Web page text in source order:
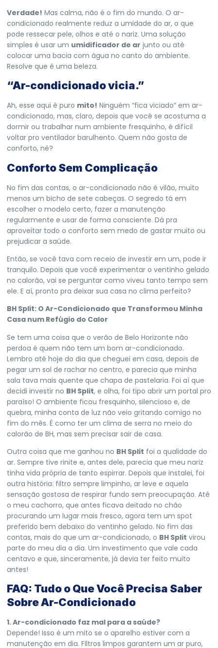
Verdade! Mas calma, não é o fim do mundo. O ar-
condicionado realmente reduz a umidade do ar, o que
pode ressecar pele, olhos e até o nariz. Uma solução
simples é usar um umidificador de ar junto ou até
colocar uma bacia com água no canto do ambiente.
Resolve que é uma beleza.
“Ar-condicionado vicia.”
Ah, esse aqui é puro mito! Ninguém “fica viciado” em ar-
condicionado, mas, claro, depois que você se acostuma a
dormir ou trabalhar num ambiente fresquinho, é difícil
voltar pro ventilador barulhento. Quem não gosta de
conforto, né?
Conforto Sem Complicação
No fim das contas, o ar-condicionado não é vilão, muito
menos um bicho de sete cabeças. O segredo tá em
escolher o modelo certo, fazer a manutenção
regularmente e usar de forma consciente. Dá pra
aproveitar todo o conforto sem medo de gastar muito ou
prejudicar a saúde.
Então, se você tava com receio de investir em um, pode ir
tranquilo. Depois que você experimentar o ventinho gelado
no calorão, vai se perguntar como viveu tanto tempo sem
ele. E aí, pronto pra deixar sua casa no clima perfeito?
BH Split: O Ar-Condicionado que Transformou Minha
Casa num Refúgio do Calor
Se tem uma coisa que o verão de Belo Horizonte não
perdoa é quem não tem um bom ar-condicionado.
Lembro até hoje do dia que cheguei em casa, depois de
pegar um sol de rachar no centro, e parecia que minha
sala tava mais quente que chapa de pastelaria. Foi aí que
decidi investir no BH Split, e olha, foi tipo abrir um portal pro
paraíso! O ambiente ficou fresquinho, silencioso e, de
quebra, minha conta de luz não veio gritando comigo no
fim do mês. É como ter um clima de serra no meio do
calorão de BH, mas sem precisar sair de casa.
Outra coisa que me ganhou no BH Split foi a qualidade do
ar. Sempre tive rinite e, antes dele, parecia que meu nariz
tinha vida própria de tanto espirrar. Depois que instalei, foi
outra história: filtro sempre limpinho, ar leve e aquela
sensação gostosa de respirar fundo sem preocupação. Até
o meu cachorro, que antes ficava deitado no chão
procurando um lugar mais fresco, agora tem um spot
preferido bem debaixo do ventinho gelado. No fim das
contas, mais do que um ar-condicionado, o BH Split virou
parte do meu dia a dia. Um investimento que vale cada
centavo e que, sinceramente, já devia ter feito muito
antes!
FAQ: Tudo o Que Você Precisa Saber
Sobre Ar-Condicionado
1. Ar-condicionado faz mal para a saúde?
Depende! Isso é um mito se o aparelho estiver com a
manutenção em dia. Filtros limpos garantem um ar puro,